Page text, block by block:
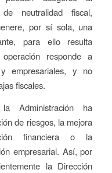
neutralidad fiscal,
por sí sola, una
para ello resulta
responde a
empresariales, y no
fiscales.
Administración ha
de riesgos, la mejora
financiera o la
empresarial. Así, por
la Dirección